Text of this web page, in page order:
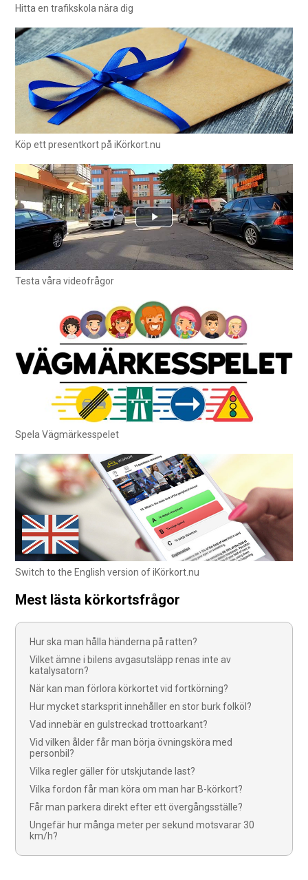
Hitta en trafikskola nära dig
Köp ett presentkort på iKörkort.nu
Testa våra videofrågor
Spela Vägmärkesspelet
Switch to the English version of iKörkort.nu
Mest lästa körkortsfrågor
Hur ska man hålla händerna på ratten?
Vilket ämne i bilens avgasutsläpp renas inte av
katalysatorn?
När kan man förlora körkortet vid fortkörning?
Hur mycket starksprit innehåller en stor burk folköl?
Vad innebär en gulstreckad trottoarkant?
Vid vilken ålder får man börja övningsköra med
personbil?
Vilka regler gäller för utskjutande last?
Vilka fordon får man köra om man har B-körkort?
Får man parkera direkt efter ett övergångsställe?
Ungefär hur många meter per sekund motsvarar 30
km/h?